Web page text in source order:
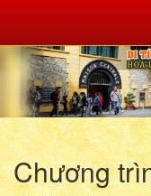
Chương